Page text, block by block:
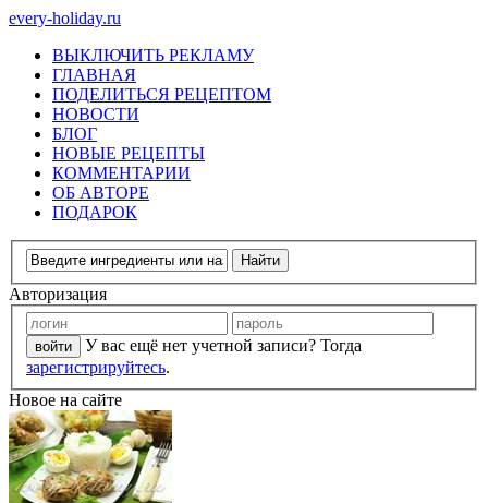
every-holiday.ru
ВЫКЛЮЧИТЬ РЕКЛАМУ
ГЛАВНАЯ
ПОДЕЛИТЬСЯ РЕЦЕПТОМ
НОВОСТИ
БЛОГ
НОВЫЕ РЕЦЕПТЫ
КОММЕНТАРИИ
ОБ АВТОРЕ
ПОДАРОК
Авторизация
У вас ещё нет учетной записи? Тогда
зарегистрируйтесь.
Новое на сайте